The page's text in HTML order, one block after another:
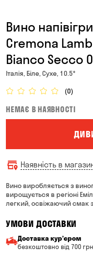
Вино
Cremona
Bianco Secco
Італія, Біле, Сухе, 10.5°
(0)
НЕМАЄ В НАЯВНОСТІ
Наявність в
Вино виробляється з
вирощується в регіоні
легкий, освіжаючий смак
УМОВИ ДОСТАВКИ
Доставка курʼєром
безкоштовно від 700